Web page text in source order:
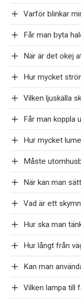
Varför blinkar
Får man byta
När är det okej
Hur mycket
Vilken ljuskälla
Får man koppla
Hur mycket
Måste
När kan man
Vad är ett
Hur ska man
Hur långt från
Kan man
Vilken lampa till